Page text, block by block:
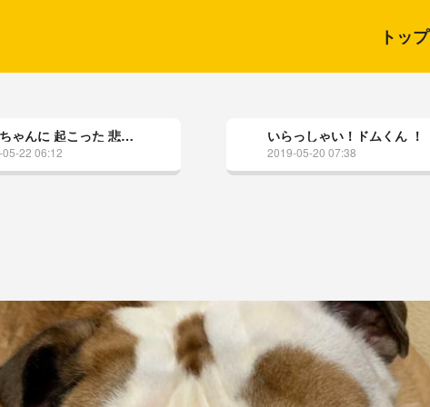
トップ
かーちゃんに 起こった 悲劇。
22 06:12
いらっしゃい！ドムくん ！
2019-05-20 07:38